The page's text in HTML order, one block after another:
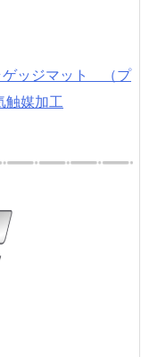
ッジマット （プ
媒加工